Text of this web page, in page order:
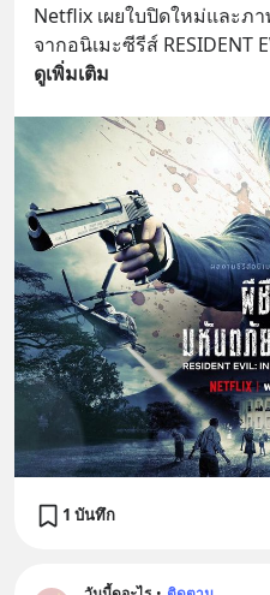
Netflix เผยใบปิดใหม่และภ
จากอนิเมะซีรีส์ RESIDENT
ดูเพิ่มเติม
1 บันทึก